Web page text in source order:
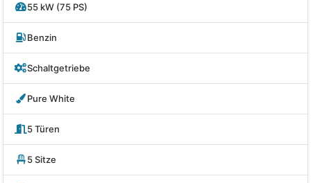
55 kW (75 PS)
Benzin
Schaltgetriebe
Pure White
5 Türen
5 Sitze